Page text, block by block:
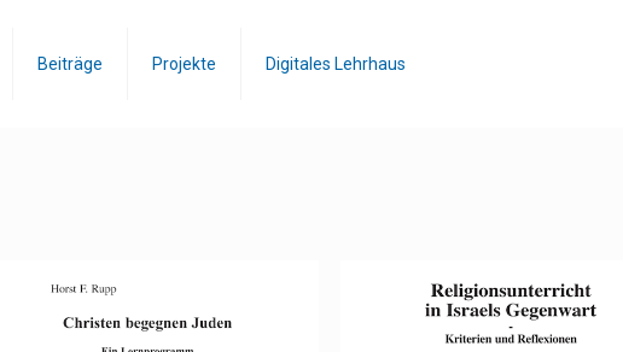
Beiträge Projekte Digitales Lehrhaus